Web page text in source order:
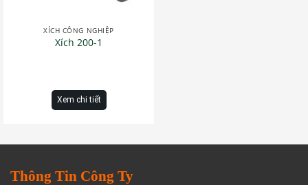
XÍCH CÔNG NGHIỆP
Xích 200-1
Xem chi tiết
Thông Tin Công Ty